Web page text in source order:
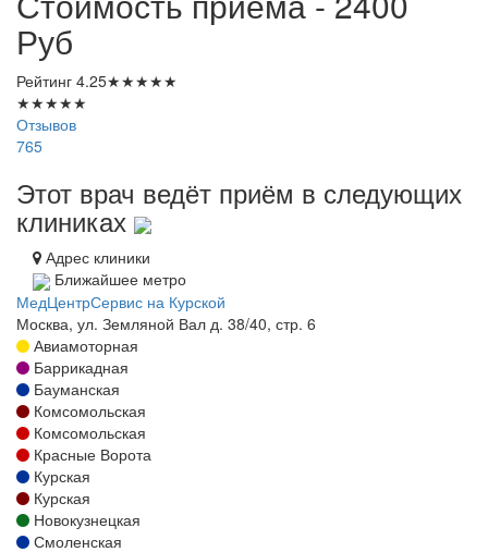
Руб
Рейтинг 4.25★★★★★
★★★★★
Отзывов
765
Этот врач ведёт приём в следующих
клиниках
Адрес клиники
Ближайшее метро
МедЦентрСервис на Курской
Москва, ул. Земляной Вал д. 38/40, стр. 6
Авиамоторная
Баррикадная
Бауманская
Комсомольская
Комсомольская
Красные Ворота
Курская
Курская
Новокузнецкая
Смоленская